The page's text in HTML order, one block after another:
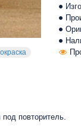
повторитель.